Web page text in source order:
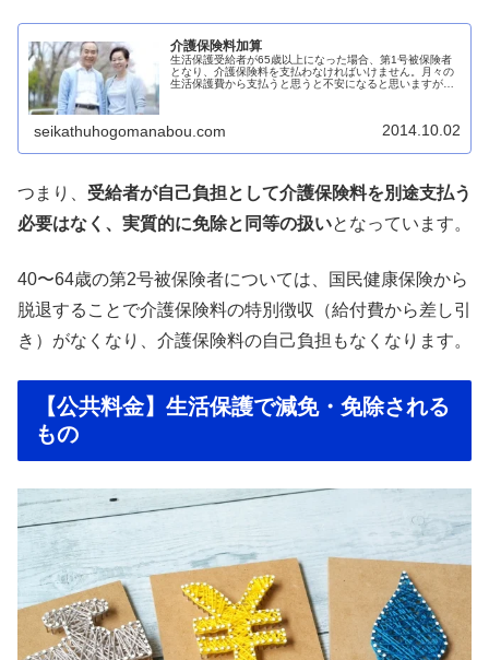
介護保険料加算
生活保護受給者が65歳以上になった場合、第1号被保険者
となり、介護保険料を支払わなければいけません。月々の
生活保護費から支払うと思うと不安になると思いますが、
seikathuhogomanabou.com 2014.10.02
つまり、 受給者が自己負担として介護保険料を別途支払う
必要はなく、実質的に免除と同等の扱いとなっています。
40〜64歳の第2号被保険者については、国民健康保険から
脱退することで介護保険料の特別徴収（給付費から差し引
き）がなくなり、介護保険料の自己負担もなくなります。
【公共料金】生活保護で減免・免除される
もの